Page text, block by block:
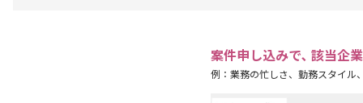
案件申し込みで､ 該当企
例：業務の忙しさ、勤務スタイル